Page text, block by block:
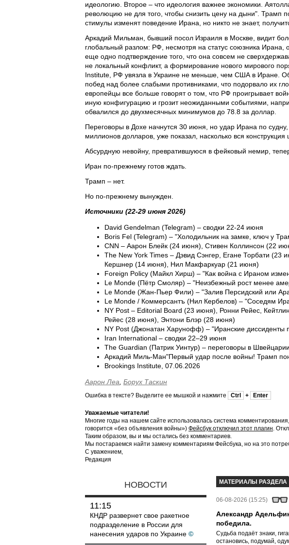
идеологию. Второе – что идеология важнее экономики.
революцию не для того, чтобы снизить цену на дыни". Трамп
стимулы изменят поведение Ирана, но никто не знает,
Аркадий Мильман, бывший посол Израиля в Москве, видит
глобальный разлом: РФ, несмотря на статус союзника Ирана,
еще одно подтверждение того, что она совсем не
не локальный конфликт, а формирование нового мирового
Institute, РФ увязла в Украине не меньше, чем США в Иране.
побед над более слабыми противниками, что подорвало их
европейцы все больше говорят о том, что РФ проигрывает
иную конфигурацию и грозит неожиданными событиями,
обвалился до двухмесячных минимумов до 78.8 за доллар.
Переговоры в Дохе начнутся 30 июня, но удар Ирана по
миллионов долларов, уже показал, насколько вся конструкция
Абсурдную невойну, превратившуюся в фейковый немир,
Иран по-прежнему готов ждать.
Трамп – нет.
Но по-прежнему вынужден.
Источники (22-29 июня 2026)
David Gendelman (Telegram) – сводки 22-24 июня
Boris Fel (Telegram) – "Холодильник на замке, ключ у
CNN – Аарон Блейк (24 июня), Стивен Коллинсон (22
The New York Times – Дэвид Сэнгер, Егане Торбати
Кершнер (14 июня), Нил Макфаркуар (21 июня)
Foreign Policy (Майкл Хирш) – "Как война с Ираном
Le Monde (Пётр Смоляр) – "Неизбежный рост менее
Le Monde (Жан-Пьер Фили) – "Залив Персидский или
Le Monde / Коммерсантъ (Нил Кербелов) – "Соседям
NY Post – Editorial Board (23 июня), Ронни Рейес,
Рейес (28 июня), Энтони Блэр (28 июня)
NY Post (Джонатан Харунофф) – "Иранские
Iran International – сводки 22–29 июня
The Guardian (Патрик Уинтур) – переговоры в
Аркадий Миль-Ман"Первый удар после войны! Трамп
Brookings Institute, 07.06.2026
Аарон Леа Борух Таскин
Ошибка в тексте? Выделите ее мышкой и нажмите Ctrl + Enter
Уважаемые читатели!
Многие годы на нашем сайте использовалась система
говорится «без объявления войны») Фейсбук отключил этот плагин.
Таким образом, вы и мы остались без комментариев.
Мы постараемся найти замену комментариям Фейсбука, но на это
С уважением,
Редакция
НОВОСТИ
11:15
КНДР развернет свое ракетное
подразделение в России для
нанесения ударов по Украине ©
МАТЕРИАЛЫ РАЗДЕЛА
06-08-2026 (15:25)
Александр
победила.
Судьба подаёт знаки,
остановись, подумай,